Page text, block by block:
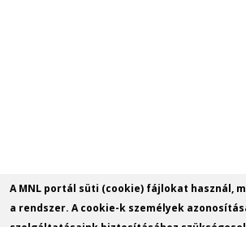
A MNL portál süti (cookie) fájlokat használ,
a rendszer. A cookie-k személyek